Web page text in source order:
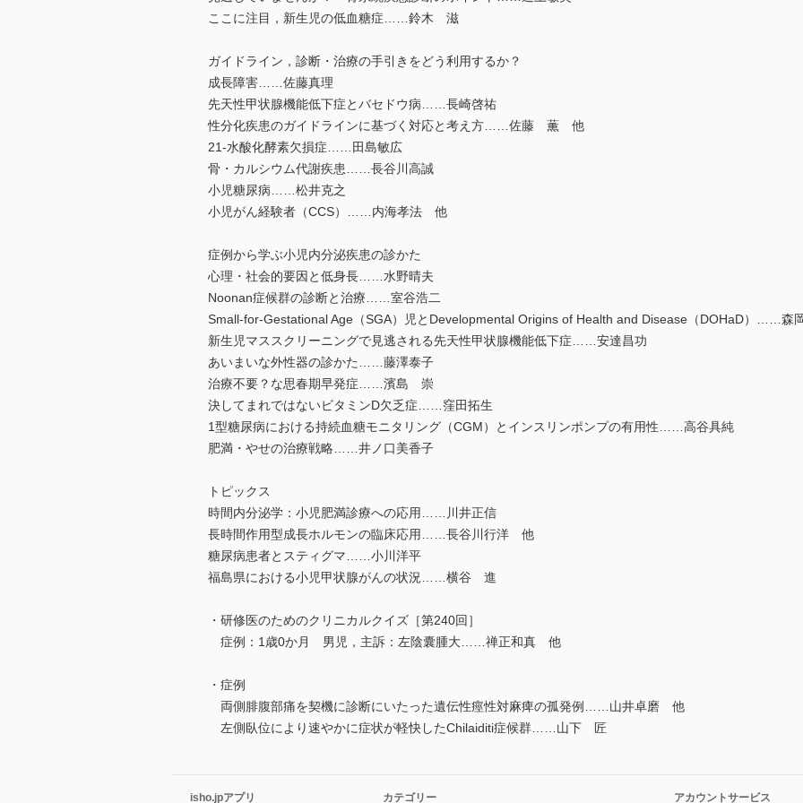
ここに注目，新生児の低血糖症……鈴木 滋
ガイドライン，診断・治療の手引きをどう利用するか？
成長障害……佐藤真理
先天性甲状腺機能低下症とバセドウ病……長崎啓祐
性分化疾患のガイドラインに基づく対応と考え方……佐藤 薫 他
21-水酸化酵素欠損症……田島敏広
骨・カルシウム代謝疾患……長谷川高誠
小児糖尿病……松井克之
小児がん経験者（CCS）……内海孝法 他
症例から学ぶ小児内分泌疾患の診かた
心理・社会的要因と低身長……水野晴夫
Noonan症候群の診断と治療……室谷浩二
Small-for-Gestational Age（SGA）児とDevelopmental Origins of Health and Disease（DOHaD）……森
新生児マススクリーニングで見逃される先天性甲状腺機能低下症……安達昌功
あいまいな外性器の診かた……藤澤泰子
治療不要？な思春期早発症……濱島 崇
決してまれではないビタミンD欠乏症……窪田拓生
1型糖尿病における持続血糖モニタリング（CGM）とインスリンポンプの有用性……高谷具純
肥満・やせの治療戦略……井ノ口美香子
トピックス
時間内分泌学：小児肥満診療への応用……川井正信
長時間作用型成長ホルモンの臨床応用……長谷川行洋 他
糖尿病患者とスティグマ……小川洋平
福島県における小児甲状腺がんの状況……横谷 進
・研修医のためのクリニカルクイズ［第240回］
症例：1歳0か月 男児，主訴：左陰囊腫大……禅正和真 他
・症例
両側腓腹部痛を契機に診断にいたった遺伝性痙性対麻痺の孤発例……山井卓磨 他
左側臥位により速やかに症状が軽快したChilaiditi症候群……山下 匠
isho.jpアプリ カテゴリー アカウントサービス